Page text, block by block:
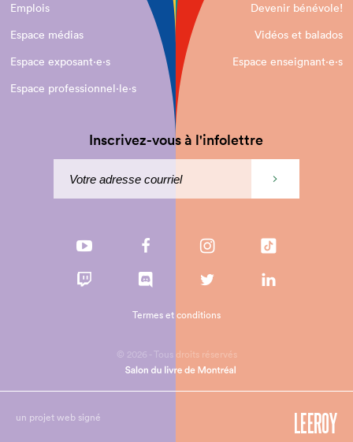
Emplois
Devenir bénévole!
Espace médias
Vidéos et balados
Espace exposant·e⋅s
Espace enseignant·e⋅s
Espace professionnel·le⋅s
Inscrivez-vous à l'infolettre
© 2026 - Tous droits réservés
Termes et conditions
un projet web signé